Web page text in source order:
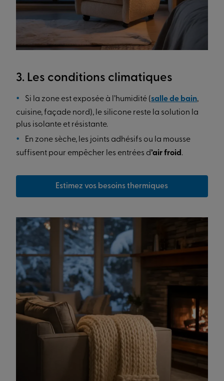
3. Les conditions climatiques
Si la zone est exposée à l’humidité (salle de bain,
cuisine, façade nord), le silicone reste la solution la
plus isolante et résistante.
En zone sèche, les joints adhésifs ou la mousse
suffisent pour empêcher les entrées d’air froid .
Estimez vos besoins thermiques